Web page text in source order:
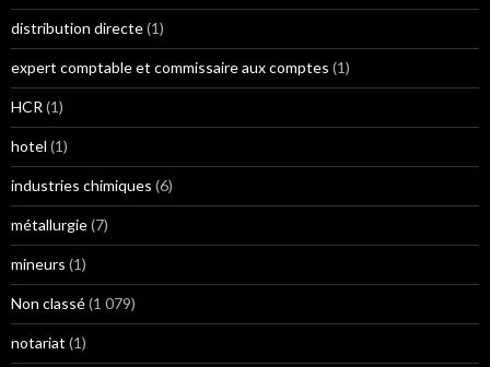
distribution directe(1)
expert comptable et commissaire aux comptes (1)
HCR (1)
hotel (1)
industries chimiques (6)
métallurgie(7)
mineurs (1)
Non classé(1 079)
notariat (1)